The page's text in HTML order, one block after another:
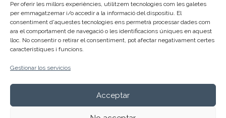
Per oferir les millors experiències, utilitzem tecnologies com les galetes
per emmagatzemar i/o accedir a la informació del dispositiu. El
consentiment d'aquestes tecnologies ens permetrà processar dades com
ara el comportament de navegació o les identificacions úniques en aquest
lloc. No consentir o retirar el consentiment, pot afectar negativament certes
característiques i funcions.
Gestionar los servicios
Acceptar
info@fundaciotallers.org
Trabaja con nosotros
Quieres formar parte de nuestro equipo y compartes